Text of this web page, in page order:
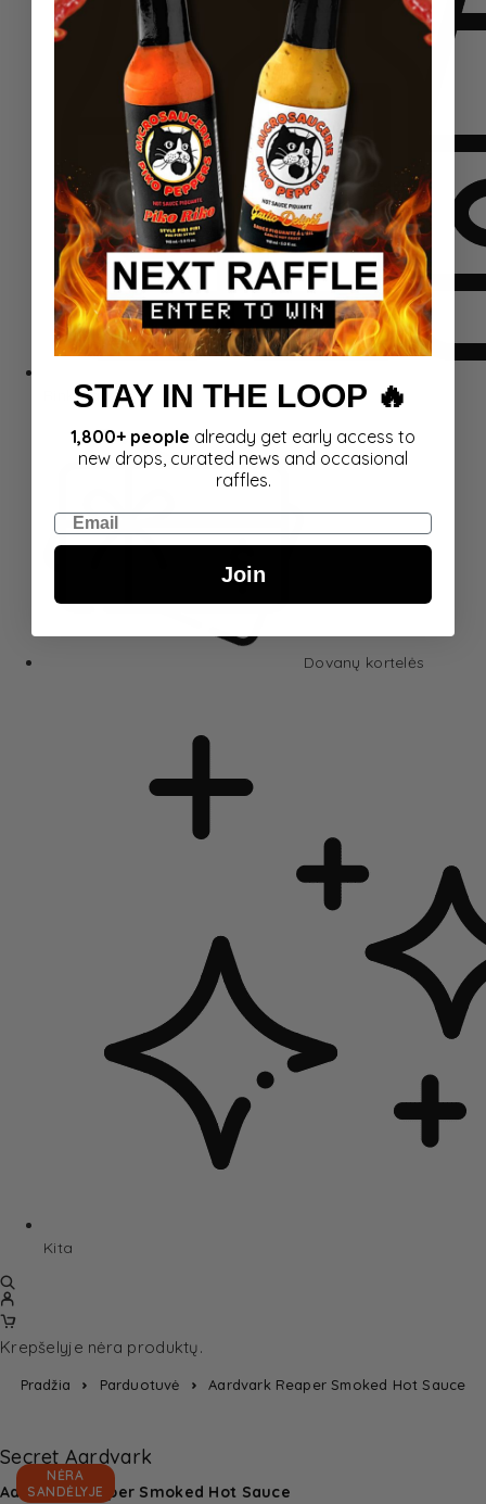
Rinkiniai
Dovanų kortelės
Kita
Krepšelyje nėra produktų.
Pradžia Parduotuvė Aardvark Reaper Smoked Hot Sauce
NĖRA
SANDĖLYJE
Secret Aardvark
Aardvark Reaper Smoked Hot Sauce
STAY IN THE LOOP 🔥
1,800+ people already get early access to
new drops, curated news and occasional
raffles.
Email
Join